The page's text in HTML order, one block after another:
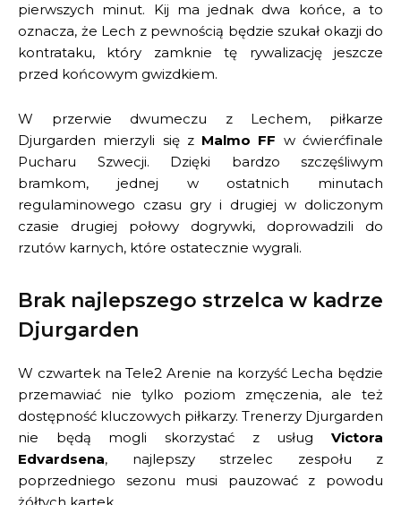
pierwszych minut. Kij ma jednak dwa końce, a to
oznacza, że Lech z pewnością będzie szukał okazji do
kontrataku, który zamknie tę rywalizację jeszcze
przed końcowym gwizdkiem.
W przerwie dwumeczu z Lechem, piłkarze
Djurgarden mierzyli się z Malmo FF w ćwierćfinale
Pucharu Szwecji. Dzięki bardzo szczęśliwym
bramkom, jednej w ostatnich minutach
regulaminowego czasu gry i drugiej w doliczonym
czasie drugiej połowy dogrywki, doprowadzili do
rzutów karnych, które ostatecznie wygrali.
Brak najlepszego strzelca w kadrze
Djurgarden
W czwartek na Tele2 Arenie na korzyść Lecha będzie
przemawiać nie tylko poziom zmęczenia, ale też
dostępność kluczowych piłkarzy. Trenerzy Djurgarden
nie będą mogli skorzystać z usług Victora
Edvardsena, najlepszy strzelec zespołu z
poprzedniego sezonu musi pauzować z powodu